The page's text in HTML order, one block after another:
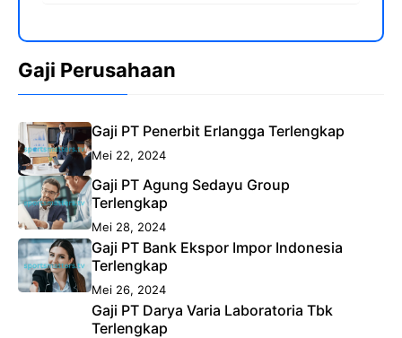
Gaji Perusahaan
Gaji PT Penerbit Erlangga Terlengkap
Mei 22, 2024
Gaji PT Agung Sedayu Group
Terlengkap
Mei 28, 2024
Gaji PT Bank Ekspor Impor Indonesia
Terlengkap
Mei 26, 2024
Gaji PT Darya Varia Laboratoria Tbk
Terlengkap